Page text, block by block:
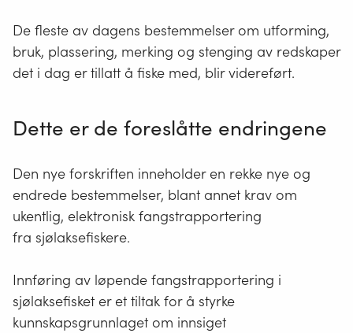
De fleste av dagens bestemmelser om utforming,
bruk, plassering, merking og stenging av redskaper
det i dag er tillatt å fiske med, blir videreført.
Dette er de foreslåtte endringene
Den nye forskriften inneholder en rekke nye og
endrede bestemmelser, blant annet krav om
ukentlig, elektronisk fangstrapportering
fra sjølaksefiskere.
Innføring av løpende fangstrapportering i
sjølaksefisket er et tiltak for å styrke
kunnskapsgrunnlaget om innsiget